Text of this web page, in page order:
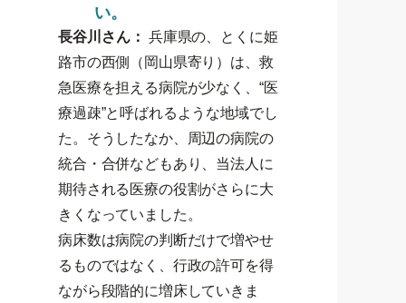
い。
長谷川さん： 兵庫県の、とくに姫
路市の西側（岡山県寄り）は、救
急医療を担える病院が少なく、“医
療過疎”と呼ばれるような地域でし
た。そうしたなか、周辺の病院の
統合・合併などもあり、当法人に
期待される医療の役割がさらに大
きくなっていました。
病床数は病院の判断だけで増やせ
るものではなく、行政の許可を得
ながら段階的に増床していきま